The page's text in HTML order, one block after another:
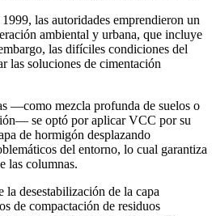
las autoridades emprendieron un
ambiental y urbana, que incluye
las difíciles condiciones del
las soluciones de cimentación
—como mezcla profunda de suelos o
se optó por aplicar VCC por su
de hormigón desplazando
del entorno, lo cual garantiza
las columnas.
desestabilización de la capa
de compactación de residuos